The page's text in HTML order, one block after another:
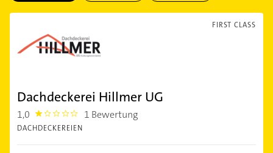
FIRST CLASS
Dachdeckerei Hillmer UG
1,0 1.0 1 Bewertung
DACHDECKEREIEN